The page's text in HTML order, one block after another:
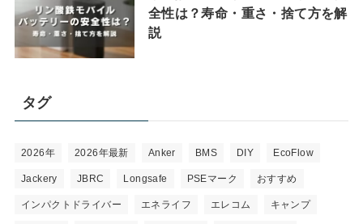
全性は？寿命・重さ・捨て方を解
説
タグ
2026年 2026年最新 Anker BMS DIY EcoFlow
Jackery JBRC Longsafe PSEマーク おすすめ
インパクトドライバー エネライフ エレコム キャンプ